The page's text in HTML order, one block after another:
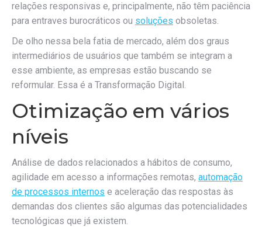
relações responsivas e, principalmente, não têm paciência
para entraves burocráticos ou soluções obsoletas.
De olho nessa bela fatia de mercado, além dos graus
intermediários de usuários que também se integram a
esse ambiente, as empresas estão buscando se
reformular. Essa é a Transformação Digital.
Otimização em vários
níveis
Análise de dados relacionados a hábitos de consumo,
agilidade em acesso a informações remotas, automação
de processos internos e aceleração das respostas às
demandas dos clientes são algumas das potencialidades
tecnológicas que já existem.